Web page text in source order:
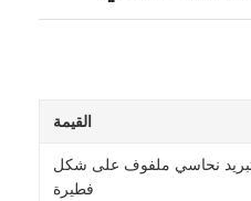
القيمة
تبريد نحاسي ملفوف على شكل
فطيرة